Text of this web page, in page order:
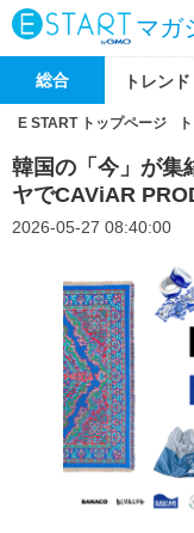
マガ
総合 トレンド
E START トップページ
韓国の「今」が集
ヤでCAViAR
2026-05-27 08:40:00